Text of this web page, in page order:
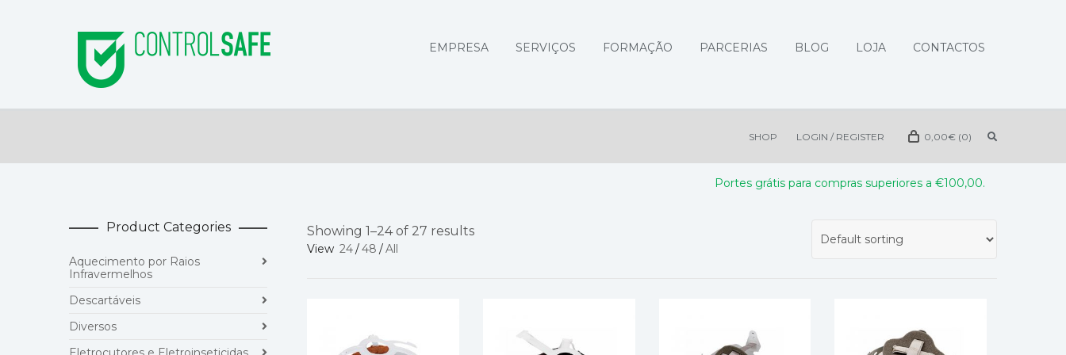
EMPRESA SERVIÇOS FORMAÇÃO PARCERIAS BLOG LOJA CONTACTOS
0,00€ (0)
SHOP LOGIN / REGISTER
Portes grátis para compras superiores a €100,00.
Showing 1–24 of 27 results
View 24/48 /All
Product Categories
Aquecimento por Raios
Infravermelhos
Descartáveis
Diversos